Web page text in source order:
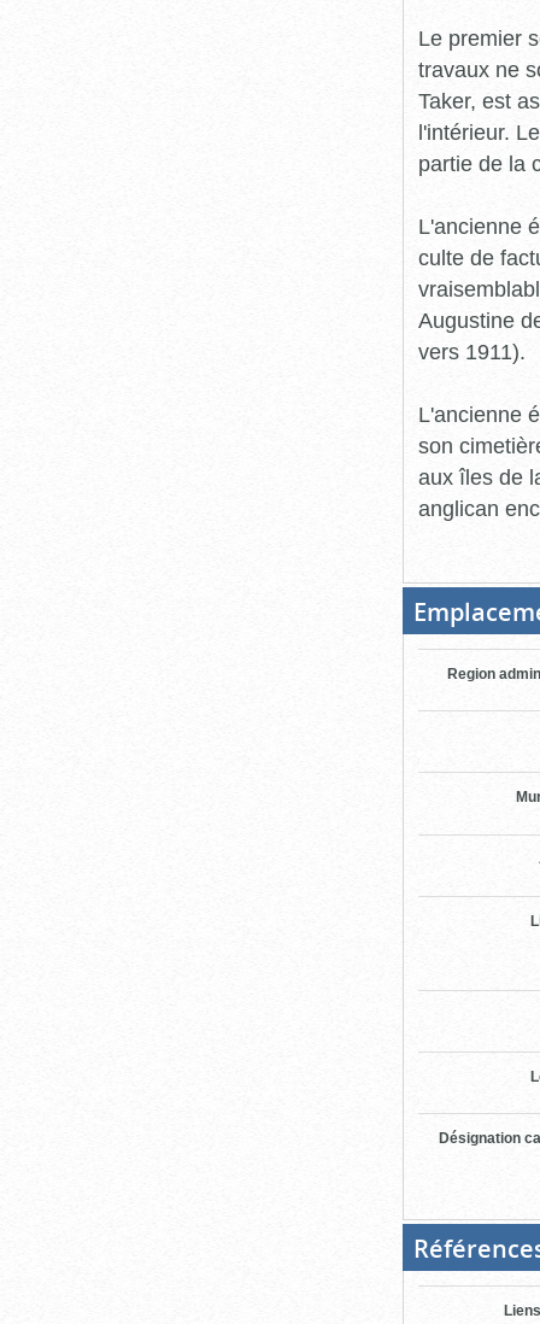
Le premier
travaux ne
Taker, est
l'intérieur.
partie de la
L'ancienne
culte de
Augustine
vers 1911).
L'ancienne
son
aux îles de
anglican
Region
Désignation